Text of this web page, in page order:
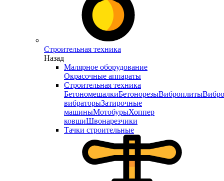
Строительная техника
Назад
Малярное оборудование
Окрасочные аппараты
Строительная техника
БетономешалкиБетонорезыВиброплиты
вибраторыЗатирочные
машиныМотобурыХоппер
ковшиШвонарезчики
Тачки строительные